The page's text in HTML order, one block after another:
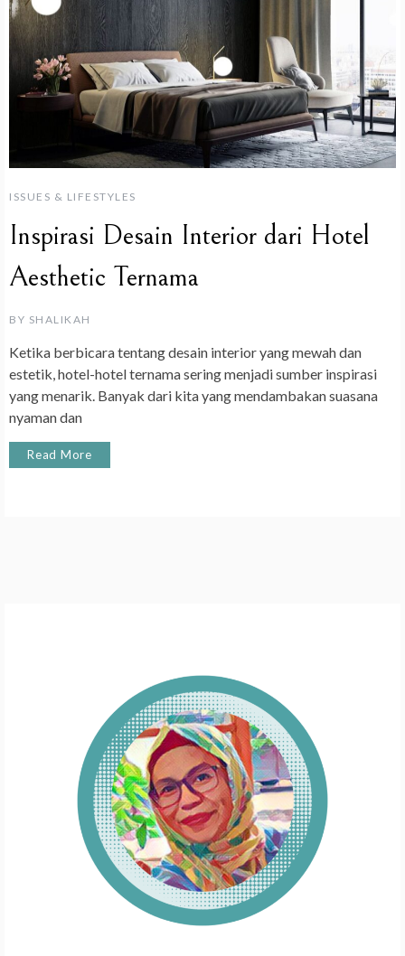
ISSUES & LIFESTYLES
Inspirasi Desain Interior dari Hotel
Aesthetic Ternama
BY SHALIKAH
Ketika berbicara tentang desain interior yang mewah dan
estetik, hotel-hotel ternama sering menjadi sumber inspirasi
yang menarik. Banyak dari kita yang mendambakan suasana
nyaman dan
Read More